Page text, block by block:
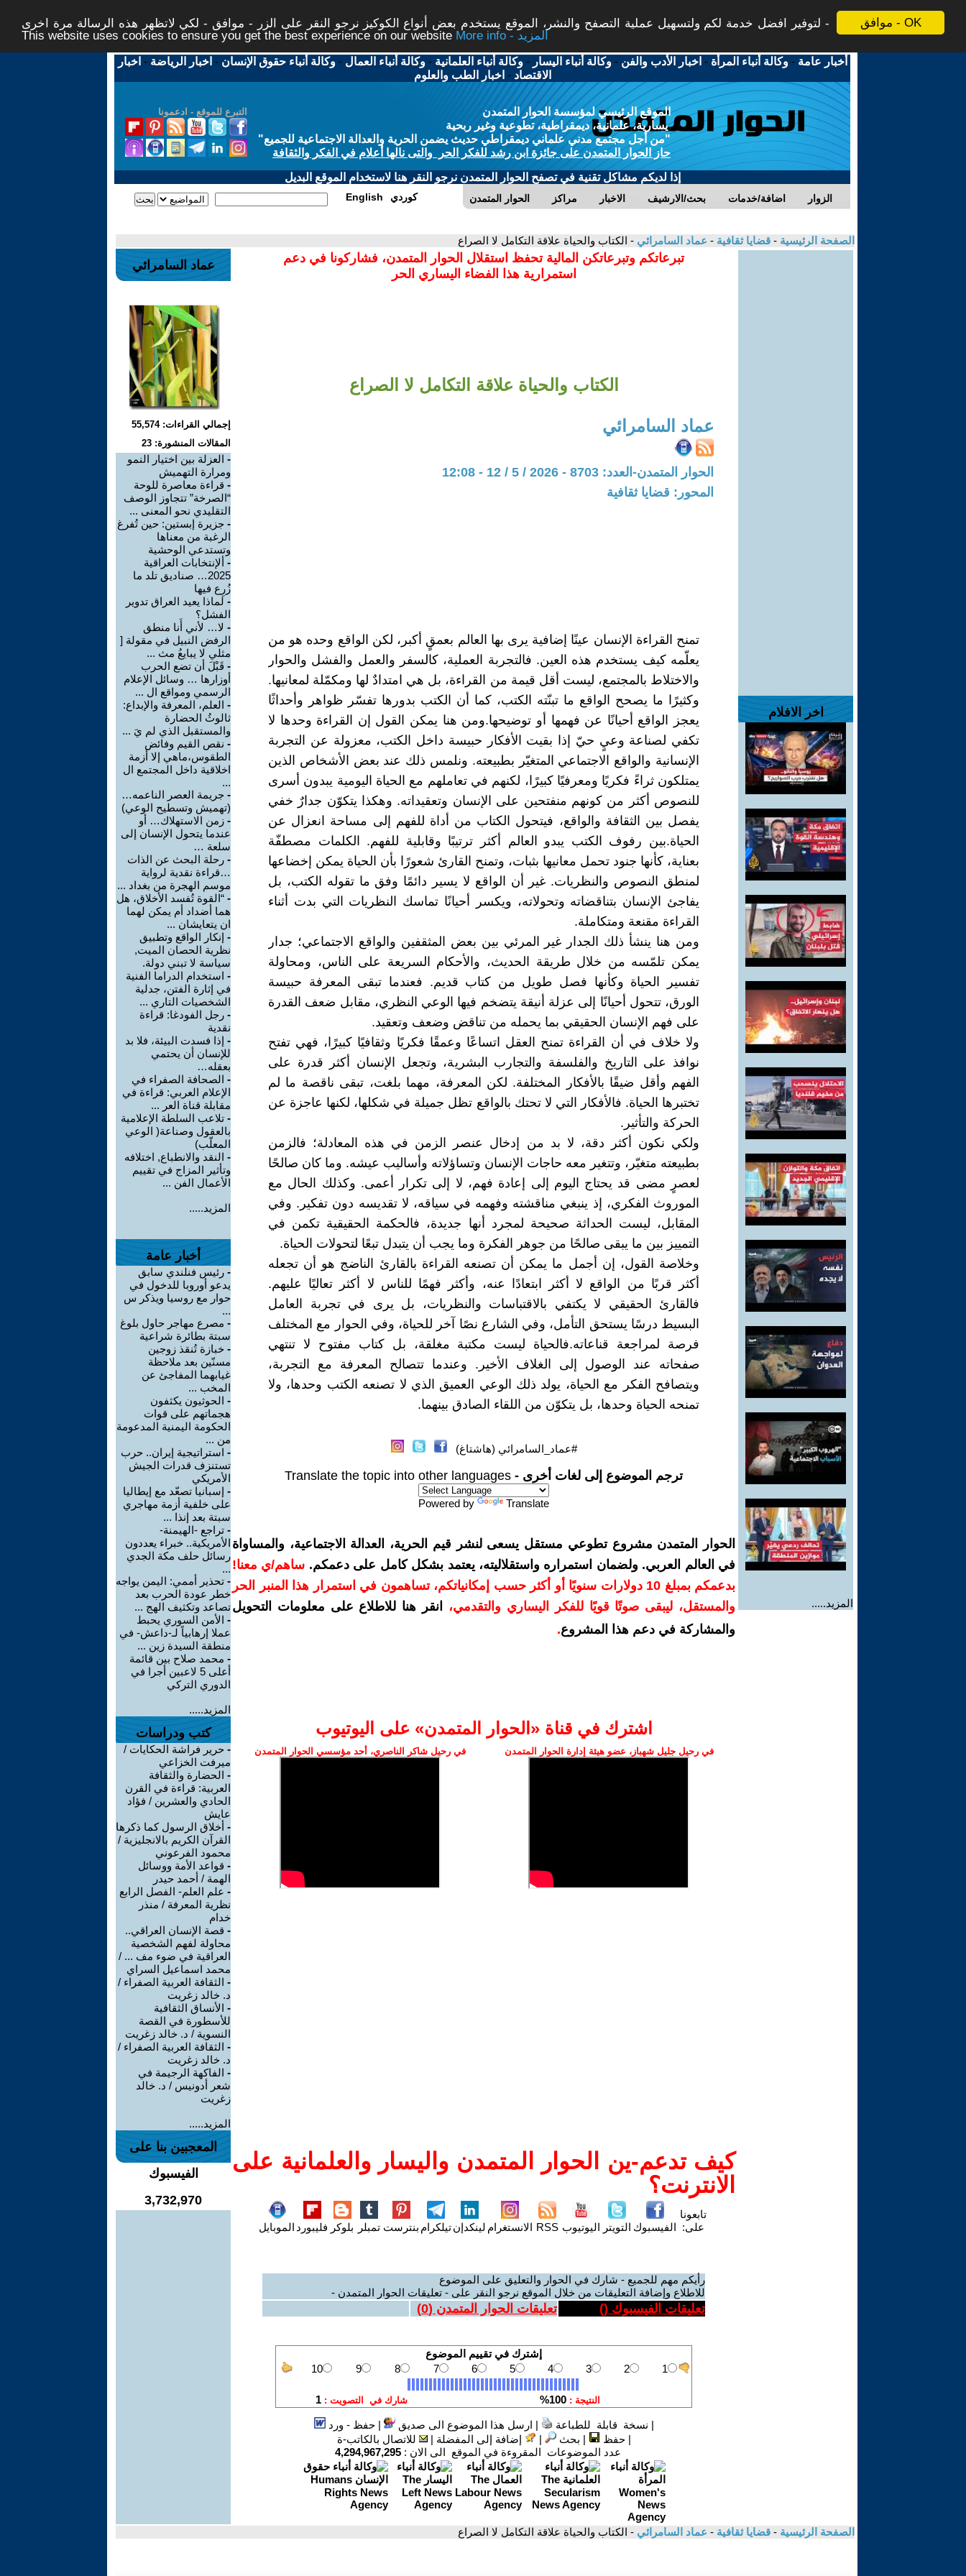
موافق - OK
لتوفير افضل خدمة لكم ولتسهيل عملية التصفح والنشر، الموقع يستخدم بعض أنواع الكوكيز نرجو النقر على الزر - موافق - لكي لاتظهر هذه الرسالة مرة اخرى -
This website uses cookies to ensure you get the best experience on our website
More info - المزيد
أخبار عامة -وكالة أنباء المرأة - اخبار الأدب والفن -وكالة أنباء اليسار -وكالة أنباء العلمانية -وكالة أنباء العمال -وكالة أنباء حقوق الإنسان - اخبار الرياضة - اخبار
الاقتصاد - اخبار الطب والعلوم
التبرع للموقع - ادعمونا
الموقع الرئيسي لمؤسسة الحوار المتمدن
يسارية، علمانية، ديمقراطية، تطوعية وغير ربحية
"من أجل مجتمع مدني علماني ديمقراطي حديث يضمن الحرية والعدالة الاجتماعية للجميع"
حاز الحوار المتمدن على جائزة ابن رشد للفكر الحر والتى نالها أعلام في الفكر والثقافة
إذا لديكم مشاكل تقنية في تصفح الحوار المتمدن نرجو النقر هنا لاستخدام الموقع البديل
الحوار المتمدن مراكز الاخبار بحث/الارشيف اضافة/خدمات الزوار English كوردي
الصفحة الرئيسية - قضايا ثقافية - عماد السامرائي - الكتاب والحياة علاقة التكامل لا الصراع
اخر الافلام
المزيد.....
تبرعاتكم وتبرعاتكن المالية تحفظ استقلال الحوار المتمدن، فشاركونا في دعم
استمرارية هذا الفضاء اليساري الحر
الكتاب والحياة علاقة التكامل لا الصراع
عماد السامرائي
الحوار المتمدن-العدد: 8703 - 2026 / 5 / 12 - 12:08
المحور: قضايا ثقافية
تمنح القراءة الإنسان عينًا إضافية يرى بها العالم بعمقٍ أكبر، لكن الواقع وحده هو من
يعلّمه كيف يستخدم هذه العين. فالتجربة العملية، كالسفر والعمل والفشل والحوار
والاختلاط بالمجتمع، ليست أقل قيمة من القراءة، بل هي امتدادٌ لها ومكمّلة لمعانيها.
وكثيرًا ما يصحح الواقع ما تبنّته الكتب، كما أن الكتب بدورها تفسّر ظواهر وأحداثًا
يعجز الواقع أحيانًا عن فهمها أو توضيحها.ومن هنا يمكن القول إن القراءة وحدها لا
تكفي لصناعة وعيٍ حيّ إذا بقيت الأفكار حبيسة داخل الكتب، معزولة عن التجربة
الإنسانية والواقع الاجتماعي المتغيّر بطبيعته. ونلمس ذلك عند بعض الأشخاص الذين
يمتلكون ثراءً فكريًا ومعرفيًا كبيرًا، لكنهم في تعاملهم مع الحياة اليومية يبدون أسرى
للنصوص أكثر من كونهم منفتحين على الإنسان وتعقيداته. وهكذا يتكوّن جدارٌ خفي
يفصل بين الثقافة والواقع، فيتحول الكتاب من أداة للفهم إلى مساحة انعزال عن
الحياة.بين رفوف الكتب يبدو العالم أكثر ترتيبًا وقابلية للفهم. الكلمات مصطفّة
بعناية، كأنها جنود تحمل معانيها بثبات، وتمنح القارئ شعورًا بأن الحياة يمكن إخضاعها
لمنطق النصوص والنظريات. غير أن الواقع لا يسير دائمًا وفق ما تقوله الكتب، بل
يفاجئ الإنسان بتناقضاته وتحولاته، ويكسر أحيانًا تماسك النظريات التي بدت أثناء
القراءة مقنعة ومتكاملة.
ومن هنا ينشأ ذلك الجدار غير المرئي بين بعض المثقفين والواقع الاجتماعي؛ جدار
يمكن تلمّسه من خلال طريقة الحديث، والأحكام السريعة على الناس، ومحاولة
تفسير الحياة وكأنها فصل طويل من كتاب قديم. فعندما تبقى المعرفة حبيسة
الورق، تتحول أحيانًا إلى عزلة أنيقة يتضخم فيها الوعي النظري، مقابل ضعف القدرة
على فهم الإنسان الحقيقي بما يحمله من تناقض وضعف وتعقيد.
ولا خلاف في أن القراءة تمنح العقل اتساعًا وعمقًا فكريًا وثقافيًا كبيرًا، فهي تفتح
نوافذ على التاريخ والفلسفة والتجارب البشرية، وتجعل الإنسان أكثر قدرة على
الفهم وأقل ضيقًا بالأفكار المختلفة. لكن المعرفة، مهما بلغت، تبقى ناقصة ما لم
تختبرها الحياة. فالأفكار التي لا تحتك بالواقع تظل جميلة في شكلها، لكنها عاجزة عن
الحركة والتأثير.
ولكي نكون أكثر دقة، لا بد من إدخال عنصر الزمن في هذه المعادلة؛ فالزمن
بطبيعته متغيّر، وتتغير معه حاجات الإنسان وتساؤلاته وأساليب عيشه. وما كان صالحًا
لعصرٍ مضى قد يحتاج اليوم إلى إعادة فهم، لا إلى تكرار أعمى. وكذلك الحال مع
الموروث الفكري، إذ ينبغي مناقشته وفهمه في سياقه، لا تقديسه دون تفكير. وفي
المقابل، ليست الحداثة صحيحة لمجرد أنها جديدة، فالحكمة الحقيقية تكمن في
التمييز بين ما يبقى صالحًا من جوهر الفكرة وما يجب أن يتبدل تبعًا لتحولات الحياة.
وخلاصة القول، إن أجمل ما يمكن أن تصنعه القراءة بالقارئ الناضج هو أن تجعله
أكثر قربًا من الواقع لا أكثر ابتعادًا عنه، وأكثر فهمًا للناس لا أكثر تعاليًا عليهم.
فالقارئ الحقيقي لا يكتفي بالاقتباسات والنظريات، بل يرى في تجربة العامل
البسيط درسًا يستحق التأمل، وفي الشارع نصًا آخر للحياة، وفي الحوار مع المختلف
فرصة لمراجعة قناعاته.فالحياة ليست مكتبة مغلقة، بل كتاب مفتوح لا تنتهي
صفحاته عند الوصول إلى الغلاف الأخير. وعندما تتصالح المعرفة مع التجربة،
ويتصافح الفكر مع الحياة، يولد ذلك الوعي العميق الذي لا تصنعه الكتب وحدها، ولا
تمنحه الحياة وحدها، بل يتكوّن من اللقاء الصادق بينهما.
#عماد_السامرائي (هاشتاغ)
ترجم الموضوع إلى لغات أخرى - Translate the topic into other languages
Powered by Translate
الحوار المتمدن مشروع تطوعي مستقل يسعى لنشر قيم الحرية، العدالة الاجتماعية، والمساواة
في العالم العربي. ولضمان استمراره واستقلاليته، يعتمد بشكل كامل على دعمكم. ساهم/ي معنا!
بدعمكم بمبلغ 10 دولارات سنويًا أو أكثر حسب إمكانياتكم، تساهمون في استمرار هذا المنبر الحر
والمستقل، ليبقى صوتًا قويًا للفكر اليساري والتقدمي،
انقر هنا للاطلاع على معلومات التحويل
والمشاركة في دعم هذا المشروع.
اشترك في قناة ‫«الحوار المتمدن» على اليوتيوب
في رحيل جليل شهباز، عضو هيئة إدارة الحوار المتمدن في رحيل شاكر الناصري، أحد مؤسسي الحوار المتمدن
كيف تدعم-ين الحوار المتمدن واليسار والعلمانية على
الانترنت؟
تابعونا
على: الفيسبوك التويتر اليوتيوب RSS الانستغرام لينكدإنتيلكرام بنترست تمبلر بلوكر فليبورد الموبايل
رأيكم مهم للجميع - شارك في الحوار والتعليق على الموضوع
للاطلاع وإضافة التعليقات من خلال الموقع نرجو النقر على - تعليقات الحوار المتمدن -
تعليقات الفيسبوك () تعليقات الحوار المتمدن (0
)
| نسخة قابلة للطباعة | ارسل هذا الموضوع الى صديق |حفظ - ورد
|حفظ | بحث | إضافة إلى المفضلة |
للاتصال بالكاتب-ة
عدد الموضوعات المقروءة في الموقع الى الان : 4,294,967,295
عماد السامرائي
إجمالي القراءات: 55,574
المقالات المنشورة: 23
- العزلة بين اختيار النمو
ومرارة التهميش
- قراءة معاصرة للوحة
“الصرخة” تتجاوز الوصف
التقليدي نحو المعنى ...
- جزيرة إبستين: حين تُفرغ
الرغبة من معناها
وتستدعي الوحشية
- ألإنتخابات العراقية
2025… صناديق تلد ما
زُرِع فيها
- لماذا يعيد العراق تدوير
الفشل؟
- لا… لأني أَنا منطق
الرفض النبيل في مقولة [
مثلي لا يبايعُ مث ...
- قَبْلَ أن تضع الحرب
أوزارها … وسائل الإعلام
الرسمي ومواقع ال ...
- العلم، المعرفة والإبداع:
ثالوثُ الحضارة
والمستقبل الذي لم يَ ...
- نقص القيم وفائض
الطقوس،ماهي إلا أزمة
اخلاقية داخل المجتمع ال
...
- جريمة العصر الناعمه…
(تهميش وتسطيح الوعي)
- زمن الاستهلاك… أو
عندما يتحول الإنسان إلى
سلعة …
- رحلة البحث عن الذات
…قراءة نقدية لرواية
موسم الهجرة من بغداد ...
- “القوة تُفسد الأخلاق، هل
هما أضداد أم يمكن لهما
ان يتعايشان ...
- إنكار الواقع وتطبيق
نظرية الحصان الميت,
سياسة لا تبني دولة.
- استخدام الدراما الفنية
في إثارة الفتن، جدلية
الشخصيات التاري ...
- رجل الفودغا: قراءة
نقدية
- إذا فسدت البيئة، فلا بد
للإنسان أن يحتمي
بعقله…
- الصحافة الصفراء في
الإعلام العربي: قراءة في
مقابلة قناة العر ...
- تلاعب السلطة الإعلامية
بالعقول وصناعة( الوعي
المعلّب)
- النقد والانطباع, اختلافه
وتأثير المزاج في تقييم
الأعمال الفن ...
المزيد.....
أخبار عامة
- رئيس فنلندي سابق
يدعو أوروبا للدخول في
حوار مع روسيا ويذكر س
...
- مصرع مهاجر حاول بلوغ
سبتة بطائرة شراعية
- خبازة تُنقذ زوجين
مسنّين بعد ملاحظة
غيابهما المفاجئ عن
المخب ...
- الحوثيون يكثفون
هجماتهم على قوات
الحكومة اليمنية المدعومة
من ...
- استراتيجية إيران.. حرب
تستنزف قدرات الجيش
الأمريكي
- إسبانيا تصعّد مع إيطاليا
على خلفية أزمة مهاجري
سبتة بعد إنذا ...
- تراجع -الهيمنة-
الأمريكية.. خبراء يعددون
رسائل حلف مكة الجدي
...
- تحذير أممي: اليمن يواجه
خطر عودة الحرب بعد
تصاعد وتكثيف الهج ...
- الأمن السوري يحبط
عملا إرهابياً لـ-داعش- في
منطقة السيدة زين ...
- محمد صلاح بين قائمة
أعلى 5 لاعبين أجرا في
الدوري التركي
المزيد.....
كتب ودراسات
- حرير فراشة الحكايات /
ميرفت الخزاعي
- الحضارة والثقافة
العربية: قراءة في القرن
الحادي والعشرين / فؤاد
عايش
- أخلاق الرسول كما ذكرها
القرآن الكريم بالانجليزية /
محمود الفرعوني
- قواعد الأمة ووسائل
الهمة / أحمد حيدر
- علم العلم- الفصل الرابع
نظرية المعرفة / منذر
خدام
- قصة الإنسان العراقي..
محاولة لفهم الشخصية
العراقية في ضوء مف ... /
محمد اسماعيل السراي
- الثقافة العربية الصفراء /
د. خالد زغريت
- الأنساق الثقافية
للأسطورة في القصة
النسوية / د. خالد زغريت
- الثقافة العربية الصفراء /
د. خالد زغريت
- الفاكهة الرجيمة في
شعر أدونيس / د. خالد
زغريت
المزيد.....
المعجبين بنا على
الفيسبوك
3,732,970
الصفحة الرئيسية - قضايا ثقافية - عماد السامرائي - الكتاب والحياة علاقة التكامل لا الصراع